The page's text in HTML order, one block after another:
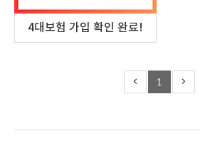
4대보험 가입 확인 완료!
1